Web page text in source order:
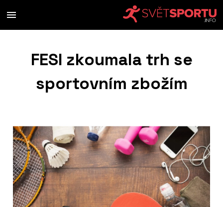
FESI zkoumala trh se
sportovním zbožím